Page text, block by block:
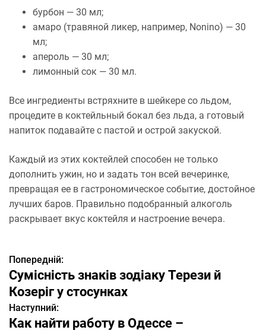
бурбон — 30 мл;
амаро (травяной ликер, например, Nonino) — 30
мл;
апероль — 30 мл;
лимонный сок — 30 мл.
Все ингредиенты встряхните в шейкере со льдом,
процедите в коктейльный бокал без льда, а готовый
напиток подавайте с пастой и острой закуской.
Каждый из этих коктейлей способен не только
дополнить ужин, но и задать тон всей вечеринке,
превращая ее в гастрономическое событие, достойное
лучших баров. Правильно подобранный алкоголь
раскрывает вкус коктейля и настроение вечера.
Н
а
в
Попередній:
Сумісність знаків зодіаку Терези й
Козеріг у стосунках
Наступний:
Как найти работу в Одессе –